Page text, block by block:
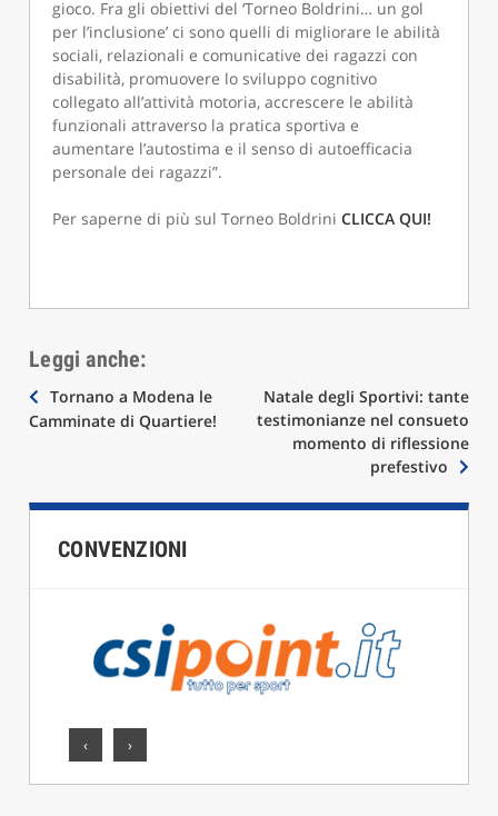
gioco. Fra gli obiettivi del ‘Torneo Boldrini… un gol
per l’inclusione’ ci sono quelli di migliorare le abilità
sociali, relazionali e comunicative dei ragazzi con
disabilità, promuovere lo sviluppo cognitivo
collegato all’attività motoria, accrescere le abilità
funzionali attraverso la pratica sportiva e
aumentare l’autostima e il senso di autoefficacia
personale dei ragazzi”.
Per saperne di più sul Torneo BoldriniCLICCA QUI!
Leggi anche:
Navigazione
articoli
Tornano a Modena le
Camminate di Quartiere!
Natale degli Sportivi: tante
testimonianze nel consueto
momento di riflessione
prefestivo
CONVENZIONI
‹ ›